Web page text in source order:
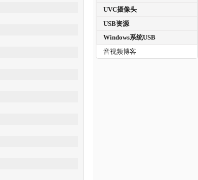
UVC摄像头
USB资源
Windows系统USB
音视频博客